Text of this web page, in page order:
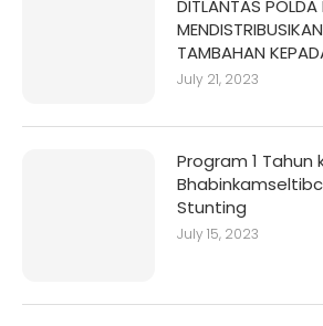
DITLANTAS POLDA
TAMBAHAN
July 21, 2023
Program 1 Tahun
Stunting
July 15, 2023